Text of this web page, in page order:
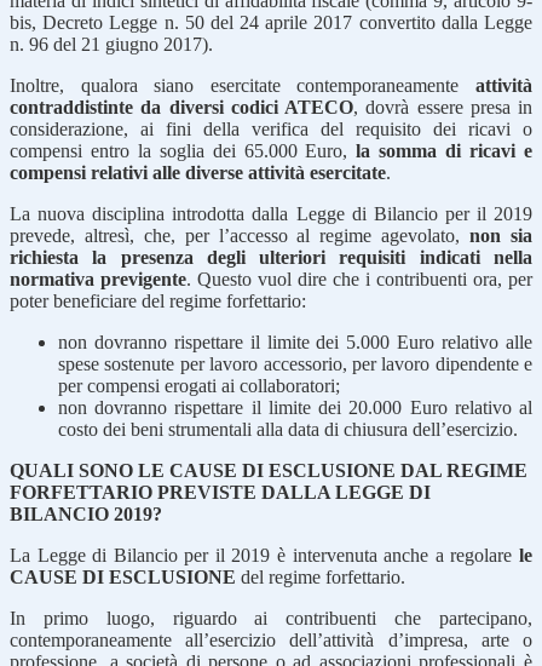
bis, Decreto Legge n. 50 del 24 aprile 2017 convertito dalla Legge
n. 96 del 21 giugno 2017).
Inoltre, qualora siano esercitate contemporaneamente attività
contraddistinte da diversi codici ATECO, dovrà essere presa in
considerazione, ai fini della verifica del requisito dei ricavi o
compensi entro la soglia dei 65.000 Euro,la somma di ricavi e
compensi relativi alle diverse attività esercitate.
La nuova disciplina introdotta dalla Legge di Bilancio per il 2019
prevede, altresì, che, per l’accesso al regime agevolato,non sia
richiesta la presenza degli ulteriori requisiti indicati nella
normativa previgente. Questo vuol dire che i contribuenti ora, per
poter beneficiare del regime forfettario:
non dovranno rispettare il limite dei 5.000 Euro relativo alle
spese sostenute per lavoro accessorio, per lavoro dipendente e
per compensi erogati ai collaboratori;
non dovranno rispettare il limite dei 20.000 Euro relativo al
costo dei beni strumentali alla data di chiusura dell’esercizio.
QUALI SONO LE CAUSE DI ESCLUSIONE DAL REGIME
FORFETTARIO PREVISTE DALLA LEGGE DI
BILANCIO 2019?
La Legge di Bilancio per il 2019 è intervenuta anche a regolare le
CAUSE DI ESCLUSIONE del regime forfettario.
In primo luogo, riguardo ai contribuenti che partecipano,
contemporaneamente all’esercizio dell’attività d’impresa, arte o
professione, a società di persone o ad associazioni professionali è